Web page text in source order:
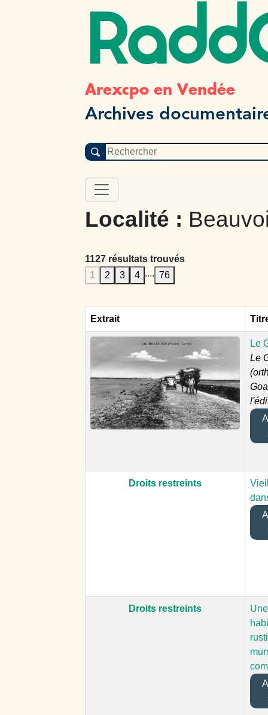
Arexcpo en Vendée
Archives
Localité :
1127 résultats trouvés
1
2 3 4 .... 76
Extrait
Le
Le
Droits restreints
Droits restreints